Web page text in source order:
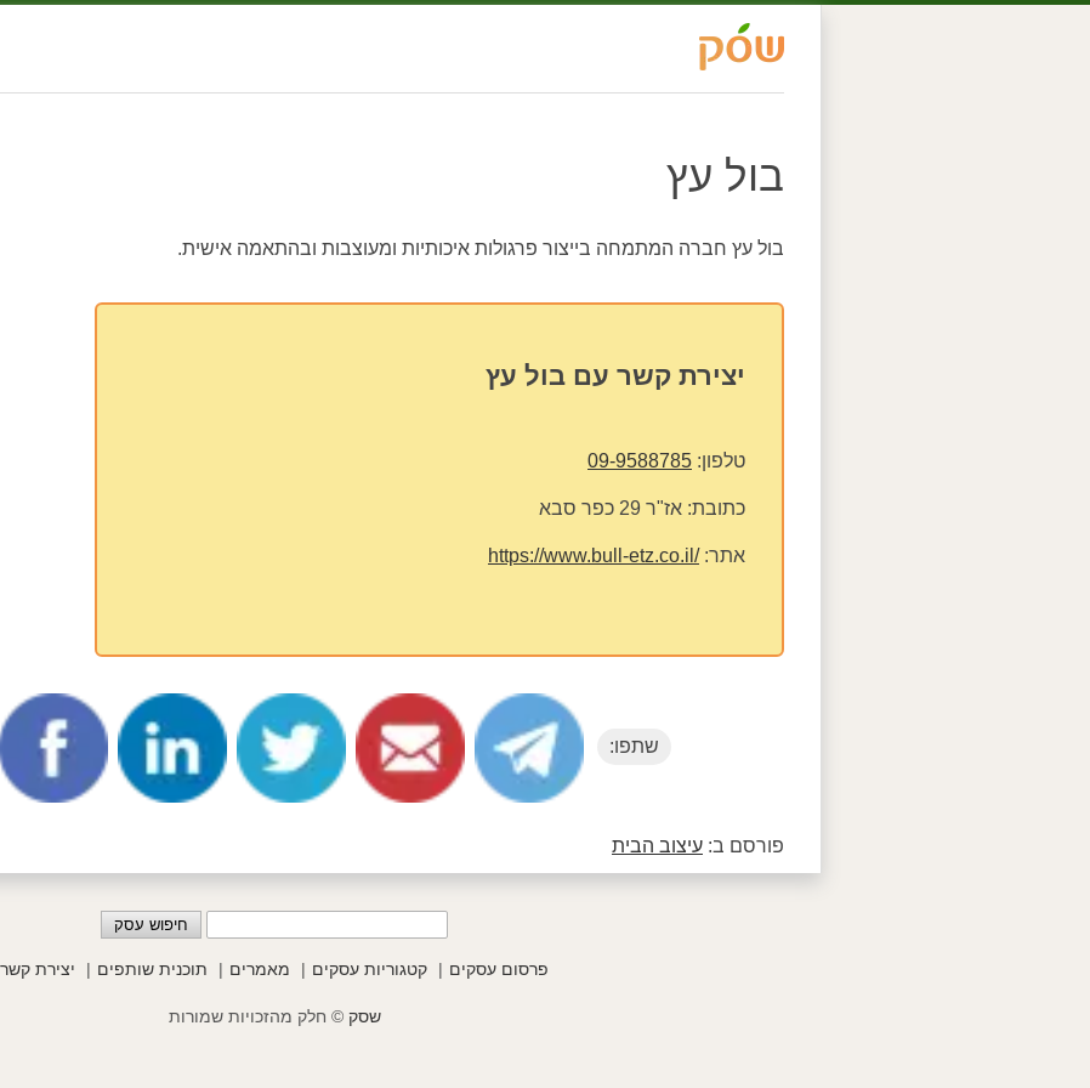
בול עץ
בול עץ חברה המתמחה בייצור פרגולות איכותיות ומעוצבות ובהתאמה אישית.
יצירת קשר עם בול עץ
טלפון: 09-9588785
כתובת: אז"ר 29 כפר סבא
אתר:https://www.bull-etz.co.il/
שתפו:
פורסם ב: עיצוב הבית
פרסום עסקים קטגוריות עסקים מאמרים תוכנית שותפים יצירת קשר
שסק © חלק מהזכויות שמורות